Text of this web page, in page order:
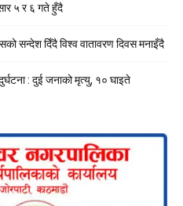
५ र ६ गते हुँदै
सन्देश दिँदै विश्व वातावरण दिवस मनाइँदै
: दुई जनाको मृत्यु, १० घाइते